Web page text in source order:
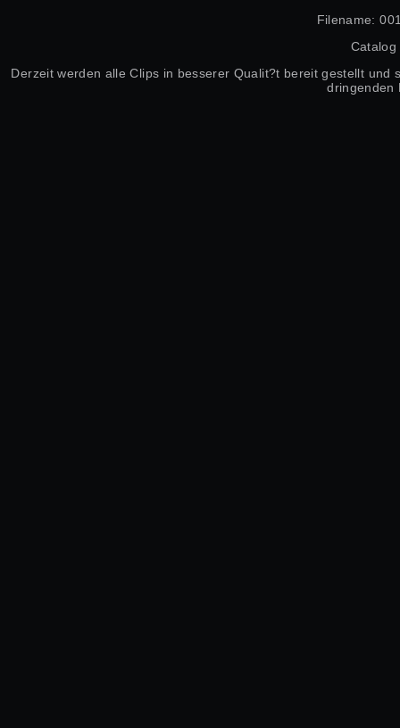
Filename:
Catalog
Derzeit werden alle Clips in besserer Qualit?t bereit gestellt
dringenden